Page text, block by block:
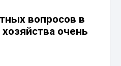
вопросов в
очень